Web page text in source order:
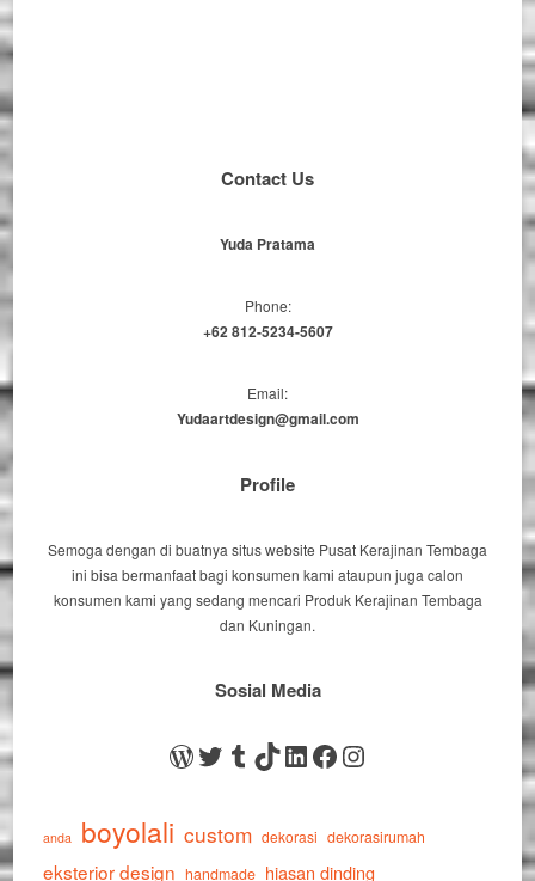
Contact Us
Yuda Pratama
Phone:
+62 812-5234-5607
Email:
Yudaartdesign@gmail.com
Profile
Semoga dengan di buatnya situs website Pusat Kerajinan Tembaga
ini bisa bermanfaat bagi konsumen kami ataupun juga calon
konsumen kami yang sedang mencari Produk Kerajinan Tembaga
dan Kuningan.
Sosial Media
WordPress
Twitter
Tumblr
TikTok
LinkedIn
Facebook
Instagram
anda boyolali custom dekorasi dekorasirumah
eksterior design handmade hiasan dinding